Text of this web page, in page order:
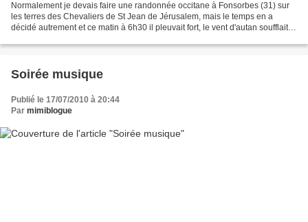
Normalement je devais faire une randonnée occitane à Fonsorbes (31) sur
les terres des Chevaliers de St Jean de Jérusalem, mais le temps en a
décidé autrement et ce matin à 6h30 il pleuvait fort, le vent d'autan soufflait,
Soirée musique
Publié le 17/07/2010 à 20:44
Par mimiblogue